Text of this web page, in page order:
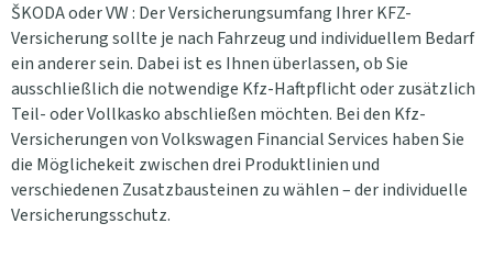
ŠKODA oder VW : Der Versicherungsumfang Ihrer KFZ-
Versicherung sollte je nach Fahrzeug und individuellem Bedarf
ein anderer sein. Dabei ist es Ihnen überlassen, ob Sie
ausschließlich die notwendige Kfz-Haftpflicht oder zusätzlich
Teil- oder Vollkasko abschließen möchten. Bei den Kfz-
Versicherungen von Volkswagen Financial Services haben Sie
die Möglichekeit zwischen drei Produktlinien und
verschiedenen Zusatzbausteinen zu wählen – der individuelle
Versicherungsschutz.